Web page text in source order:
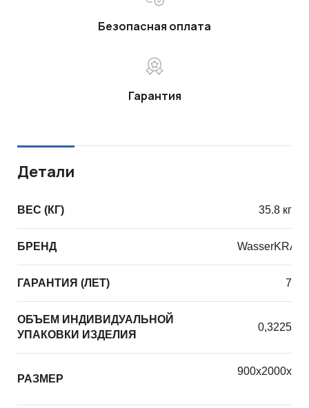
Безопасная оплата
Гарантия
Детали
ВЕС (КГ) 35.8 кг
БРЕНД
ГАРАНТИЯ (ЛЕТ) 7
ОБЪЕМ ИНДИВИДУАЛЬНОЙ
УПАКОВКИ ИЗДЕЛИЯ
0,3225
РАЗМЕР